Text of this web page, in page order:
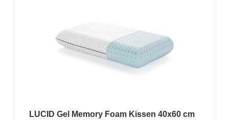
LUCID Gel Memory Foam Kissen 40x60 cm